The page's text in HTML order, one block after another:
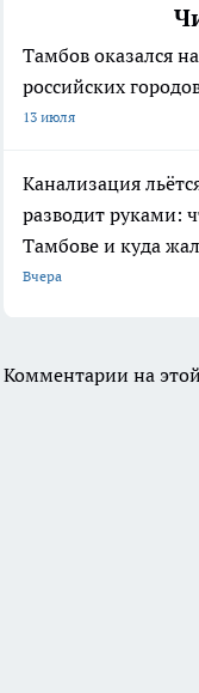
Тамбов оказался
российских
13 июля
Канализация
разводит руками:
Тамбове и куда
Вчера
Комментарии на